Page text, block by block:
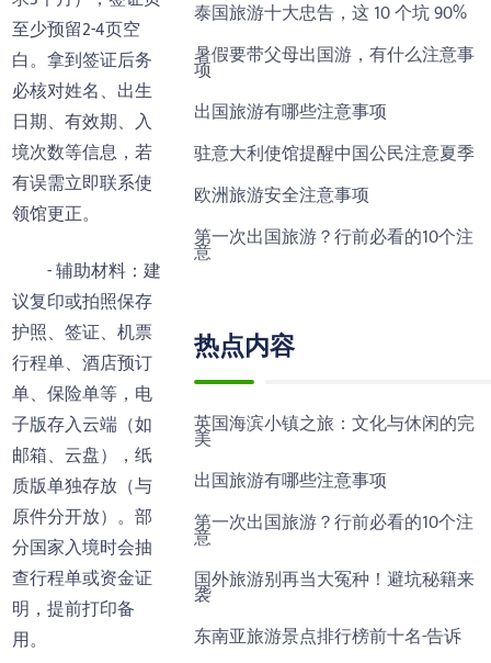
至少预留2-4页空
白。拿到签证后务
必核对姓名、出生
日期、有效期、入
境次数等信息，若
有误需立即联系使
领馆更正。
- 辅助材料：建
议复印或拍照保存
护照、签证、机票
行程单、酒店预订
单、保险单等，电
子版存入云端（如
邮箱、云盘），纸
质版单独存放（与
原件分开放）。部
分国家入境时会抽
查行程单或资金证
明，提前打印备
用。
泰国旅游十大忠告，这 10 个坑 90%
暑假要带父母出国游，有什么注意事
项
出国旅游有哪些注意事项
驻意大利使馆提醒中国公民注意夏季
欧洲旅游安全注意事项
第一次出国旅游？行前必看的10个注
意
热点内容
英国海滨小镇之旅：文化与休闲的完
美
出国旅游有哪些注意事项
第一次出国旅游？行前必看的10个注
意
国外旅游别再当大冤种！避坑秘籍来
袭
东南亚旅游景点排行榜前十名-告诉